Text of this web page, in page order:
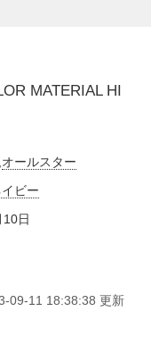
MATERIAL HI
オールスター
ビー
日
09-11 18:38:38 更新